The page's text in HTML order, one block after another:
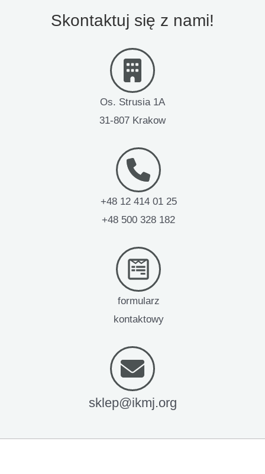
Skontaktuj się z nami!
Os. Strusia 1A
31-807 Krakow
+48 12 414 01 25
+48 500 328 182
formularz
kontaktowy
sklep@ikmj.org